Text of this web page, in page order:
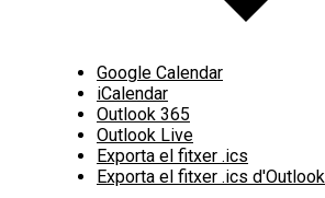
Google Calendar
iCalendar
Outlook 365
Outlook Live
Exporta el fitxer .ics
Exporta el fitxer .ics d'Outlook